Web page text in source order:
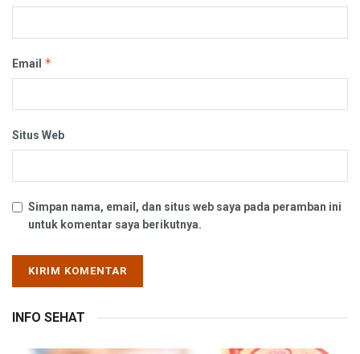
Email *
Situs Web
Simpan nama, email, dan situs web saya pada peramban ini
untuk komentar saya berikutnya.
INFO SEHAT